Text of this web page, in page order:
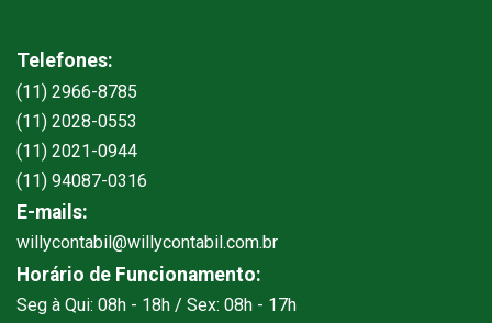
Telefones:
(11) 2966-8785
(11) 2028-0553
(11) 2021-0944
(11) 94087-0316
E-mails:
willycontabil@willycontabil.com.br
Horário de Funcionamento:
Seg à Qui: 08h - 18h / Sex: 08h - 17h